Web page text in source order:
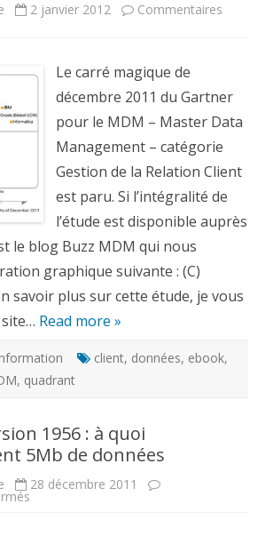
2 janvier 2012 Commentaires
Le carré magique de
décembre 2011 du Gartner
pour le MDM – Master Data
Management – catégorie
Gestion de la Relation Client
est paru. Si l’intégralité de
l’étude est disponible auprès
le blog Buzz MDM qui nous
graphique suivante : (C)
savoir plus sur cette étude, je vous
Read more »
client, données, ebook,
, quadrant
1956 : à quoi
5Mb de données
28 décembre 2011